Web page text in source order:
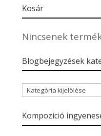
Kosár
Nincsenek
Blogbejegyzések
Blogbejegyzések
kategóriái
Kompozíció